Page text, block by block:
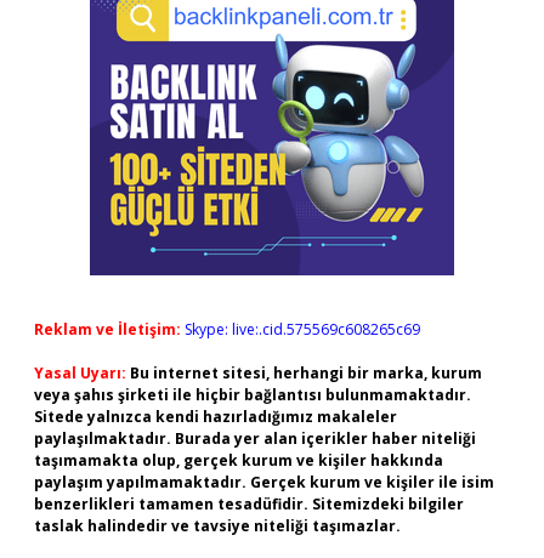
Reklam ve İletişim: Skype: live:.cid.575569c608265c69
Yasal Uyarı: Bu internet sitesi, herhangi bir marka, kurum
veya şahıs şirketi ile hiçbir bağlantısı bulunmamaktadır.
Sitede yalnızca kendi hazırladığımız makaleler
paylaşılmaktadır. Burada yer alan içerikler haber niteliği
taşımamakta olup, gerçek kurum ve kişiler hakkında
paylaşım yapılmamaktadır. Gerçek kurum ve kişiler ile isim
benzerlikleri tamamen tesadüfidir. Sitemizdeki bilgiler
taslak halindedir ve tavsiye niteliği taşımazlar.